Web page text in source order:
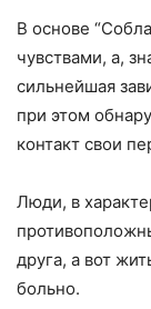
В основе
чувствами, а,
сильнейшая
при этом
контакт свои
Люди, в
друга, а вот
больно.